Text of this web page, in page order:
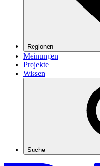
Regionen
Meinungen
Projekte
Wissen
Suche